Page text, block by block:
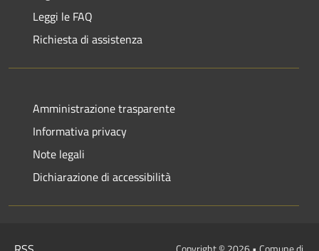
Leggi le FAQ
Richiesta di assistenza
Amministrazione trasparente
Informativa privacy
Note legali
Dichiarazione di accessibilità